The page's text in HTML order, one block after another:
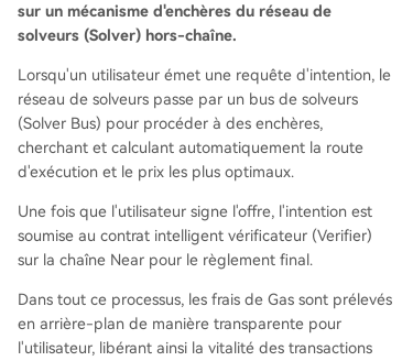
sur un mécanisme d'enchères du réseau de
solveurs (Solver) hors-chaîne.
Lorsqu'un utilisateur émet une requête d'intention, le
réseau de solveurs passe par un bus de solveurs
(Solver Bus) pour procéder à des enchères,
cherchant et calculant automatiquement la route
d'exécution et le prix les plus optimaux.
Une fois que l'utilisateur signe l'offre, l'intention est
soumise au contrat intelligent vérificateur (Verifier)
sur la chaîne Near pour le règlement final.
Dans tout ce processus, les frais de Gas sont prélevés
en arrière-plan de manière transparente pour
l'utilisateur, libérant ainsi la vitalité des transactions